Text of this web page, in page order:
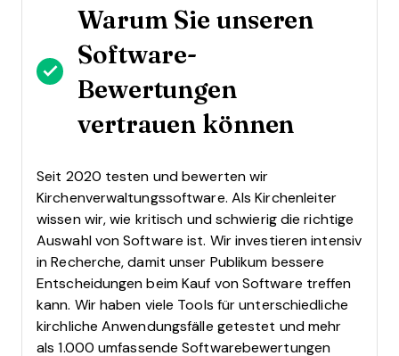
Warum Sie unseren
Software-
Bewertungen
vertrauen können
Seit 2020 testen und bewerten wir
Kirchenverwaltungssoftware. Als Kirchenleiter
wissen wir, wie kritisch und schwierig die richtige
Auswahl von Software ist. Wir investieren intensiv
in Recherche, damit unser Publikum bessere
Entscheidungen beim Kauf von Software treffen
kann. Wir haben viele Tools für unterschiedliche
kirchliche Anwendungsfälle getestet und mehr
als 1.000 umfassende Softwarebewertungen